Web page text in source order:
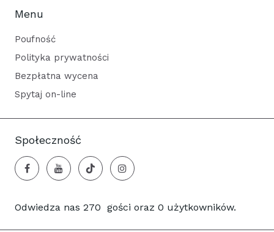
Menu
Poufność
Polityka prywatności
Bezpłatna wycena
Spytaj on-line
Społeczność
Odwiedza nas 270 gości oraz 0 użytkowników.